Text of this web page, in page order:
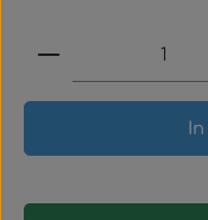
Produkt